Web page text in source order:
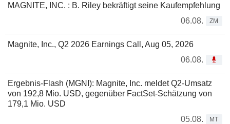
MAGNITE, INC. : B. Riley bekräftigt seine Kaufempfehlung
06.08.
ZM
Magnite, Inc., Q2 2026 Earnings Call, Aug 05, 2026
06.08.
Ergebnis-Flash (MGNI): Magnite, Inc. meldet Q2-Umsatz
von 192,8 Mio. USD, gegenüber FactSet-Schätzung von
179,1 Mio. USD
05.08.
MT